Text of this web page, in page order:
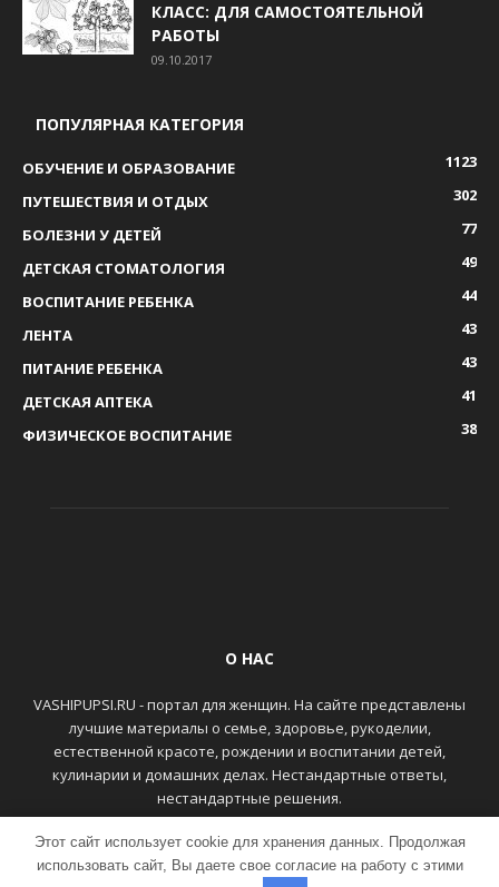
КЛАСС: ДЛЯ САМОСТОЯТЕЛЬНОЙ
РАБОТЫ
09.10.2017
ПОПУЛЯРНАЯ КАТЕГОРИЯ
ОБУЧЕНИЕ И ОБРАЗОВАНИЕ
1123
ПУТЕШЕСТВИЯ И ОТДЫХ
302
БОЛЕЗНИ У ДЕТЕЙ
77
ДЕТСКАЯ СТОМАТОЛОГИЯ
49
ВОСПИТАНИЕ РЕБЕНКА
44
ЛЕНТА
43
ПИТАНИЕ РЕБЕНКА
43
ДЕТСКАЯ АПТЕКА
41
ФИЗИЧЕСКОЕ ВОСПИТАНИЕ
38
О НАС
VASHIPUPSI.RU - портал для женщин. На сайте представлены
лучшие материалы о семье, здоровье, рукоделии,
естественной красоте, рождении и воспитании детей,
кулинарии и домашних делах. Нестандартные ответы,
нестандартные решения.
ГЛАВНАЯ КОНТАКТЫ
Этот сайт использует cookie для хранения данных. Продолжая
использовать сайт, Вы даете свое согласие на работу с этими